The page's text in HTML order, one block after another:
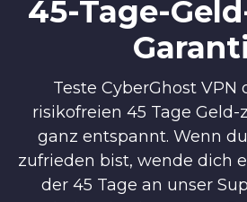
45-Tage-
Teste CyberGhost VPN
risikofreien 45 Tage
ganz entspannt. Wenn
zufrieden bist, wende dich
der 45 Tage an unser